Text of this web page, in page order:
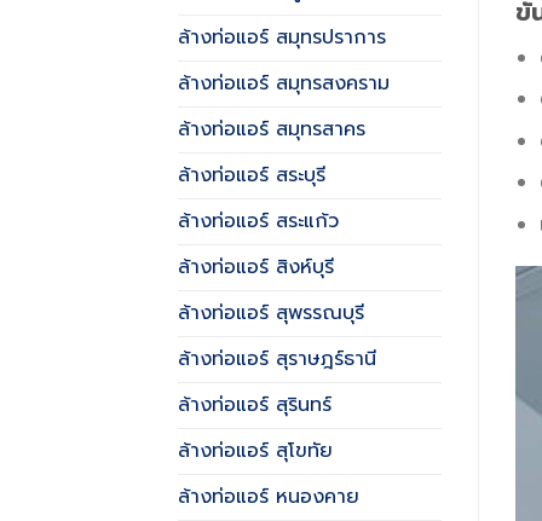
ล้างท่อแอร์ สมุทรปราการ
ล้างท่อแอร์ สมุทรสงคราม
ล้างท่อแอร์ สมุทรสาคร
ล้างท่อแอร์ สระบุรี
ล้างท่อแอร์ สระแก้ว
ล้างท่อแอร์ สิงห์บุรี
ล้างท่อแอร์ สุพรรณบุรี
ล้างท่อแอร์ สุราษฎร์ธานี
ล้างท่อแอร์ สุรินทร์
ล้างท่อแอร์ สุโขทัย
ล้างท่อแอร์ หนองคาย
ขั้